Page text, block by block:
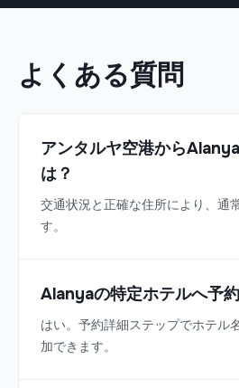
よくある質問
アンタルヤ空港から
は？
交通状況と正確な住所により、通
す。
Alanyaの特定ホテルへ予
はい。予約詳細ステップでホテル
加できます。